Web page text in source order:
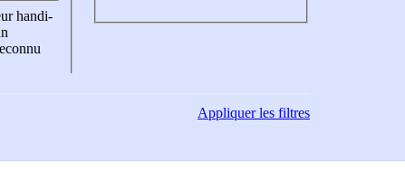
handi-
Appliquerles filtres